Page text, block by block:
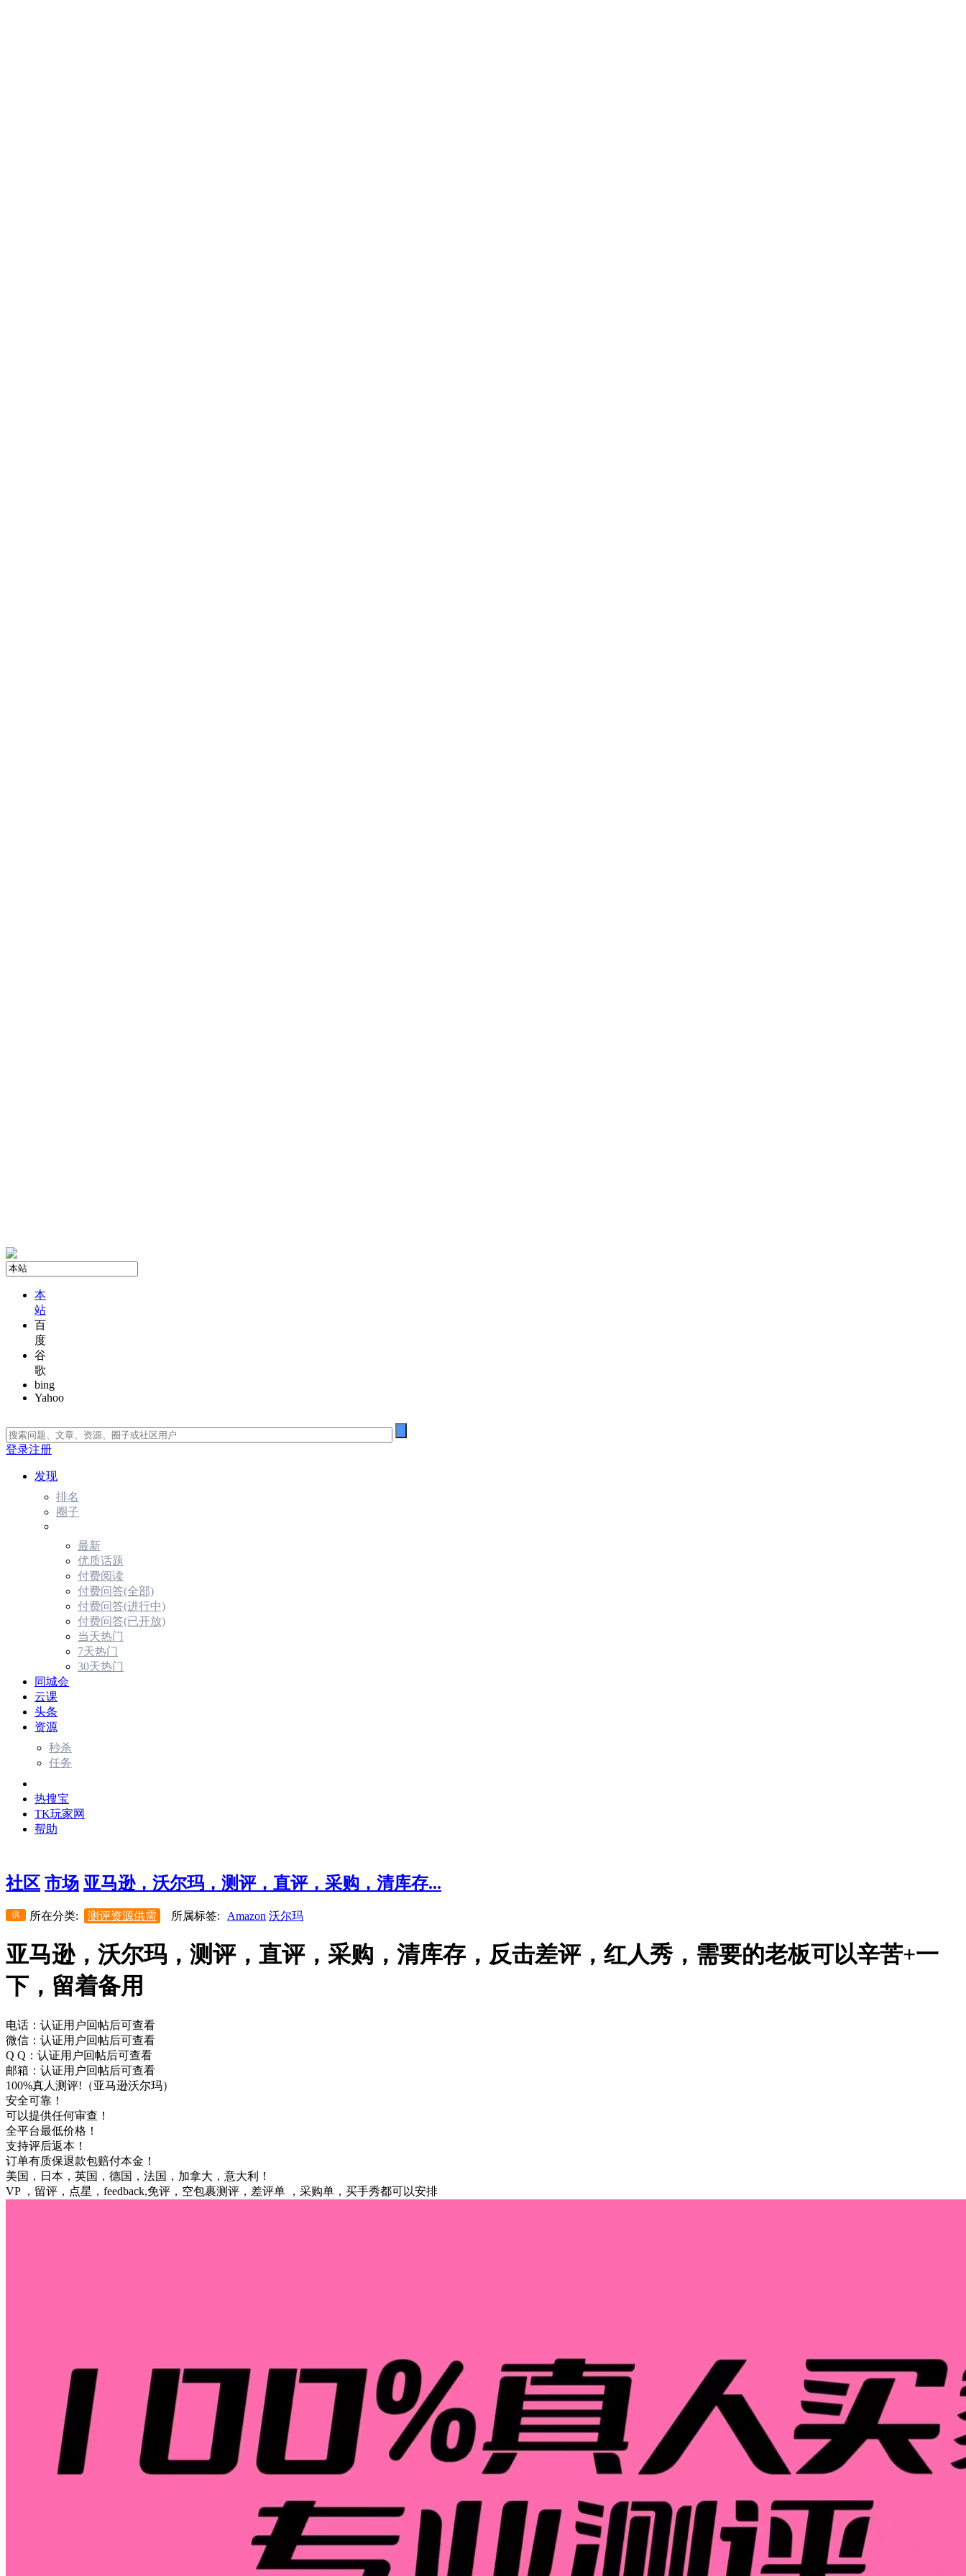
本
站
百
度
谷
歌
bing
Yahoo
登录注册
发现
排名
圈子
最新
优质话题
付费阅读
付费问答(全部)
付费问答(进行中)
付费问答(已开放)
当天热门
7天热门
30天热门
同城会
云课
头条
资源
秒杀
任务
热搜宝
TK玩家网
帮助
社区 市场 亚马逊，沃尔玛，测评，直评，采购，清库存...
供 所在分类: 测评资源供需 所属标签: Amazon 沃尔玛
亚马逊，沃尔玛，测评，直评，采购，清库存，反击差评，红人秀，需要的老板可以辛苦+一
下，留着备用
电话：认证用户回帖后可查看
微信：认证用户回帖后可查看
Q Q：认证用户回帖后可查看
邮箱：认证用户回帖后可查看
100%真人测评!（亚马逊沃尔玛）
安全可靠！
可以提供任何审查！
全平台最低价格！
支持评后返本！
订单有质保退款包赔付本金！
美国，日本，英国，德国，法国，加拿大，意大利！
VP ，留评，点星，feedback,免评，空包裹测评，差评单 ，采购单，买手秀都可以安排